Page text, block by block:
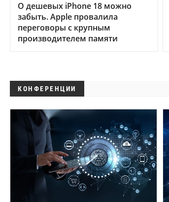
О дешевых iPhone 18 можно
забыть. Apple провалила
переговоры с крупным
производителем памяти
КОНФЕРЕНЦИИ